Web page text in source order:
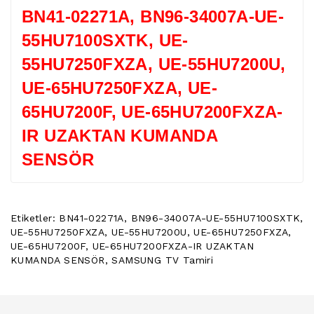
POWER
BUTTON
OFF
BUTON
BOARD
REMOTE
TV
YEDEK
PARÇA
TV
BN41-02271A, BN96-34007A-UE-
55HU7100SXTK, UE-
55HU7250FXZA, UE-55HU7200U,
UE-65HU7250FXZA, UE-
65HU7200F, UE-65HU7200FXZA-
IR UZAKTAN KUMANDA
SENSÖR
Etiketler: BN41-02271A, BN96-34007A-UE-55HU7100SXTK,
UE-55HU7250FXZA, UE-55HU7200U,UE-65HU7250FXZA,
UE-65HU7200F, UE-65HU7200FXZA-IR UZAKTAN
KUMANDA SENSÖR,SAMSUNG TV Tamiri